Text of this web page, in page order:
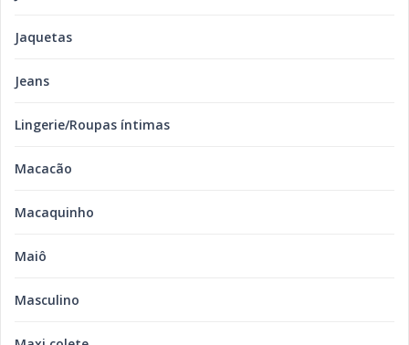
Jaquetas
Jeans
Lingerie/Roupas íntimas
Macacão
Macaquinho
Maiô
Masculino